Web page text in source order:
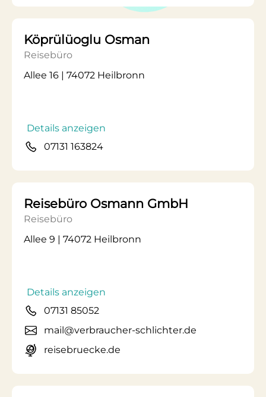
Köprülüoglu Osman
Reisebüro
Allee 16 | 74072 Heilbronn
Details anzeigen
07131 163824
Reisebüro Osmann GmbH
Reisebüro
Allee 9 | 74072 Heilbronn
Details anzeigen
07131 85052
mail@verbraucher-schlichter.de
reisebruecke.de